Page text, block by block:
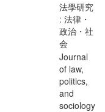
法學研究
: 法律・
政治・社
会
Journal
of law,
politics,
and
sociology